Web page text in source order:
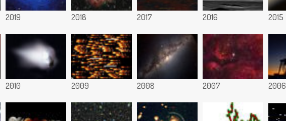
2019 2018 2017 2016 2015
2010 2009 2008 2007 2006